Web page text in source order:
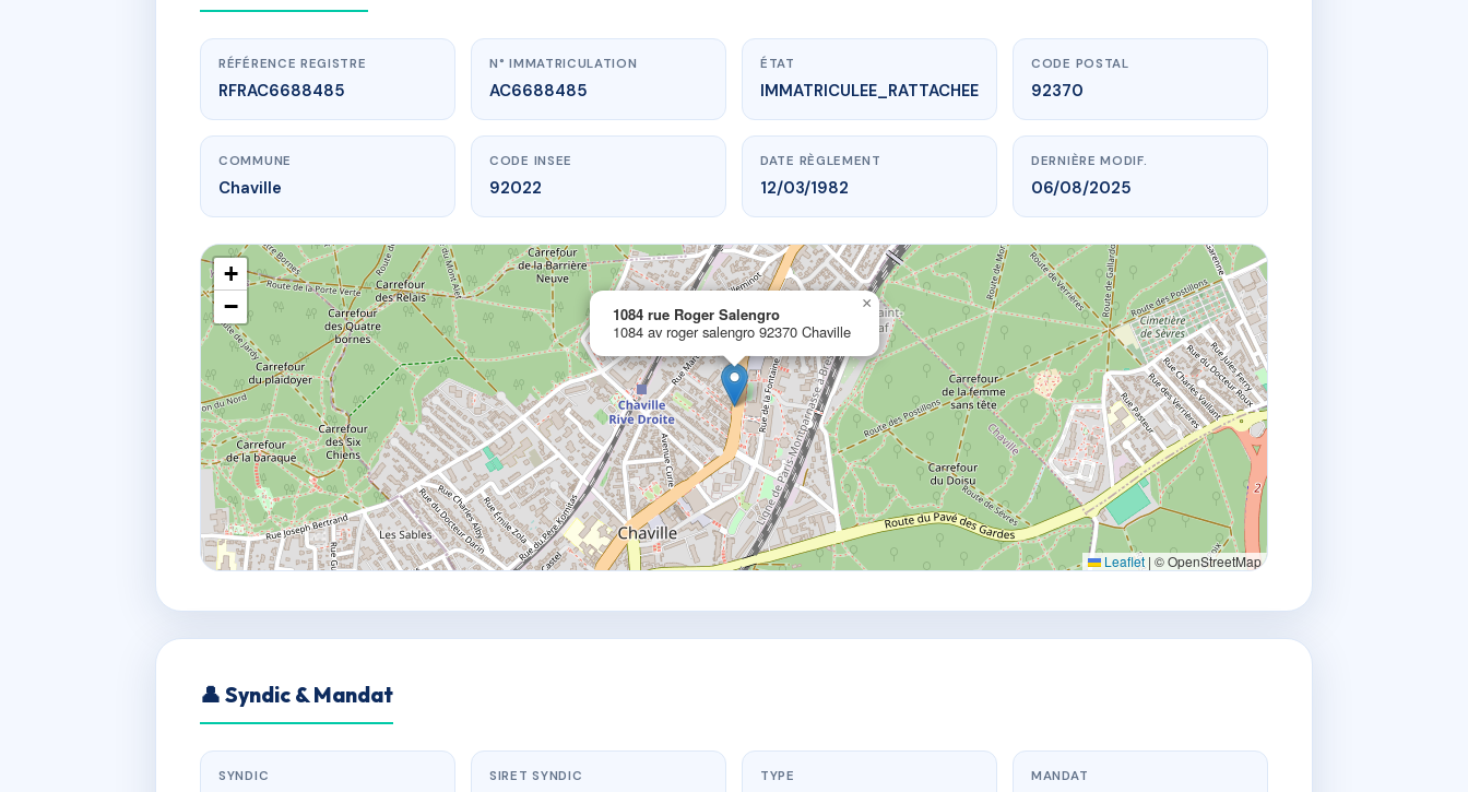
www.vme.plus/AC6688485
1084 rue Roger Salengro
1084 av roger salengro92370 Chaville
RÉFÉRENCE REGISTRE
RFRAC6688485
N° IMMATRICULATION
AC6688485
ÉTAT
IMMATRICULEE_RATTACHEE
CODE POSTAL
92370
COMMUNE
Chaville
CODE INSEE
92022
DATE RÈGLEMENT
12/03/1982
DERNIÈRE MODIF.
06/08/2025
1084 rue Roger Salengro
1084 av roger salengro 92370 Chaville
×
+
−
Leaflet | © OpenStreetMap
👤 Syndic & Mandat
SYNDIC SIRET SYNDIC TYPE MANDAT